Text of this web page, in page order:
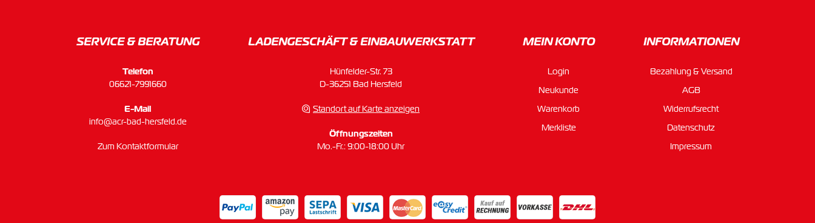
SERVICE & BERATUNG
Telefon
06621-7991660
E-Mail
info@acr-bad-hersfeld.de
Zum Kontaktformular
LADENGESCHÄFT & EINBAU­WERKSTATT
Hünfelder-Str. 73
D-36251 Bad Hersfeld
Standort auf Karte anzeigen
Öffnungszeiten
Mo.-Fr.: 9:00-18:00 Uhr
MEIN KONTO
Login
Neukunde
Warenkorb
Merkliste
INFORMATIONEN
Bezahlung & Versand
AGB
Widerrufsrecht
Datenschutz
Impressum